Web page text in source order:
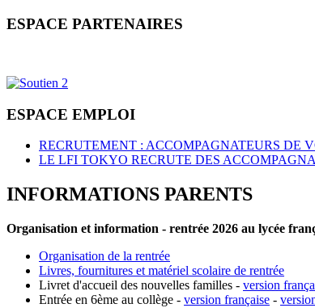
ESPACE PARTENAIRES
ESPACE EMPLOI
RECRUTEMENT : ACCOMPAGNATEURS DE
LE LFI TOKYO RECRUTE DES
INFORMATIONS PARENTS
Organisation et information - rentrée 2026 au lycée
Organisation de la rentrée
Livres, fournitures et matériel scolaire de rentrée
Livret d'accueil des nouvelles familles - version
Entrée en 6ème au collège - version française -